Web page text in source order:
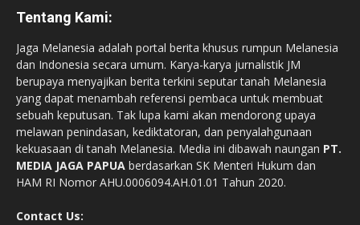
Tentang Kami:
Jaga Melanesia adalah portal berita khusus rumpun Melanesia
dan Indonesia secara umum. Karya-karya jurnalistik JM
berupaya menyajikan berita terkini seputar tanah Melanesia
yang dapat menambah referensi pembaca untuk membuat
sebuah keputusan. Tak lupa kami akan mendorong upaya
melawan penindasan, kediktatoran, dan penyalahgunaan
kekuasaan di tanah Melanesia. Media ini dibawah naungan PT.
MEDIA JAGA PAPUA berdasarkan SK Menteri Hukum dan
HAM RI Nomor AHU.0006094.AH.01.01 Tahun 2020.
Contact Us: